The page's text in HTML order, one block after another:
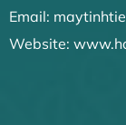
Email:
Website: